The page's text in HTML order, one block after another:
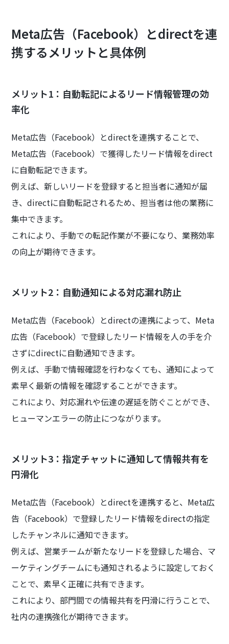
Meta広告（Facebook）とdirectを連
携するメリットと具体例
メリット1：自動転記によるリード情報管理の効
率化
Meta広告（Facebook）とdirectを連携することで、
Meta広告（Facebook）で獲得したリード情報をdirect
に自動転記できます。
例えば、新しいリードを登録すると担当者に通知が届
き、directに自動転記されるため、担当者は他の業務に
集中できます。
これにより、手動での転記作業が不要になり、業務効率
の向上が期待できます。
メリット2：自動通知による対応漏れ防止
Meta広告（Facebook）とdirectの連携によって、Meta
広告（Facebook）で登録したリード情報を人の手を介
さずにdirectに自動通知できます。
例えば、手動で情報確認を行わなくても、通知によって
素早く最新の情報を確認することができます。
これにより、対応漏れや伝達の遅延を防ぐことができ、
ヒューマンエラーの防止につながります。
メリット3：指定チャットに通知して情報共有を
円滑化
Meta広告（Facebook）とdirectを連携すると、Meta広
告（Facebook）で登録したリード情報をdirectの指定
したチャンネルに通知できます。
例えば、営業チームが新たなリードを登録した場合、マ
ーケティングチームにも通知されるように設定しておく
ことで、素早く正確に共有できます。
これにより、部門間での情報共有を円滑に行うことで、
社内の連携強化が期待できます。